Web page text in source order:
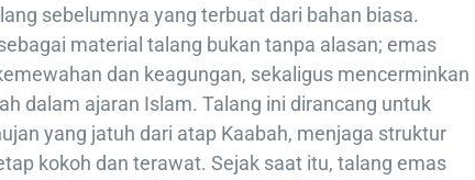
sebelumnya yang terbuat dari bahan biasa.
material talang bukan tanpa alasan; emas
dan keagungan, sekaligus mencerminkan
dalam ajaran Islam. Talang ini dirancang untuk
yang jatuh dari atap Kaabah, menjaga struktur
kokoh dan terawat. Sejak saat itu, talang emas